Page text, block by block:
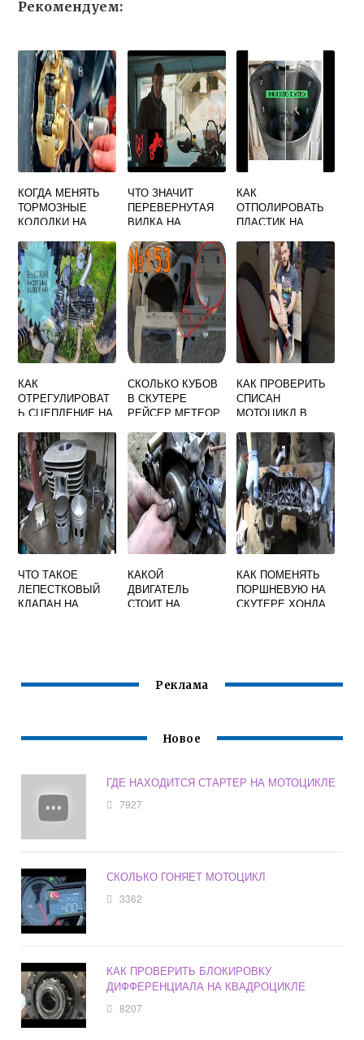
Рекомендуем:
КОГДА МЕНЯТЬ
ТОРМОЗНЫЕ
КОЛОДКИ НА
ЧТО ЗНАЧИТ
ПЕРЕВЕРНУТАЯ
ВИЛКА НА
КАК
ОТПОЛИРОВАТЬ
ПЛАСТИК НА
КАК
ОТРЕГУЛИРОВАТ
Ь СЦЕПЛЕНИЕ НА
110 КУБОВ
СКОЛЬКО КУБОВ
В СКУТЕРЕ
РЕЙСЕР МЕТЕОР
КАК ПРОВЕРИТЬ
СПИСАН
МОТОЦИКЛ В
ЧТО ТАКОЕ
ЛЕПЕСТКОВЫЙ
КЛАПАН НА
КАКОЙ
ДВИГАТЕЛЬ
СТОИТ НА
КАК ПОМЕНЯТЬ
ПОРШНЕВУЮ НА
СКУТЕРЕ ХОНДА
Реклама
Новое
ГДЕ НАХОДИТСЯ СТАРТЕР НА МОТОЦИКЛЕ
7927
СКОЛЬКО ГОНЯЕТ МОТОЦИКЛ
3362
КАК ПРОВЕРИТЬ БЛОКИРОВКУ
ДИФФЕРЕНЦИАЛА НА КВАДРОЦИКЛЕ
8207